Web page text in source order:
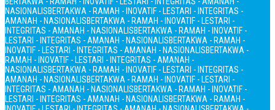
NASIONALISBERTAKWA - RAMAH - INOVATIF - LESTARI - INTEGRITAS -
AMANAH - NASIONALISBERTAKWA - RAMAH - INOVATIF - LESTARI -
INTEGRITAS - AMANAH - NASIONALISBERTAKWA - RAMAH - INOVATIF -
LESTARI - INTEGRITAS - AMANAH - NASIONALISBERTAKWA - RAMAH -
INOVATIF - LESTARI - INTEGRITAS - AMANAH - NASIONALISBERTAKWA -
RAMAH - INOVATIF - LESTARI - INTEGRITAS - AMANAH -
NASIONALISBERTAKWA - RAMAH - INOVATIF - LESTARI - INTEGRITAS -
AMANAH - NASIONALISBERTAKWA - RAMAH - INOVATIF - LESTARI -
INTEGRITAS - AMANAH - NASIONALISBERTAKWA - RAMAH - INOVATIF -
LESTARI - INTEGRITAS - AMANAH - NASIONALISBERTAKWA - RAMAH -